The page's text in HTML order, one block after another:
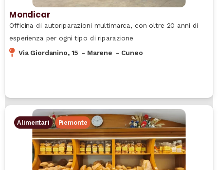
Mondicar
Officina di autoriparazioni multimarca, con oltre 20 anni di
esperienza per ogni tipo di riparazione
Via Giordanino, 15 - Marene - Cuneo
Alimentari Piemonte